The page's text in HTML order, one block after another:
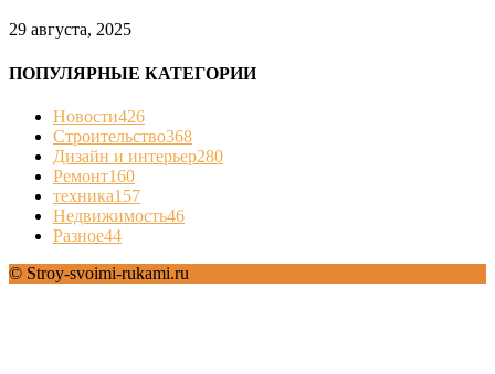
29 августа, 2025
ПОПУЛЯРНЫЕ КАТЕГОРИИ
Новости426
Строительство368
Дизайн и интерьер280
Ремонт160
техника157
Недвижимость46
Разное44
© Stroy-svoimi-rukami.ru